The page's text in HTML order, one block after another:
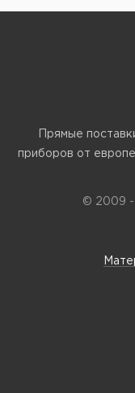
Прямые
приборов от
© 2009